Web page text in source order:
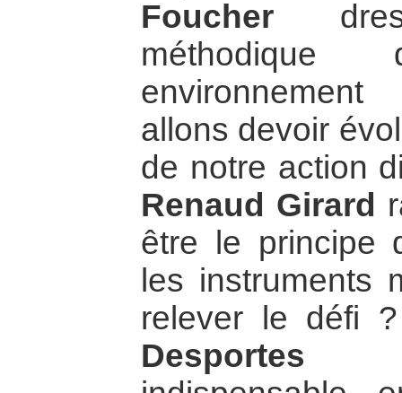
Foucher
allons devoir
de notre action
Renaud Girard
être le principe
les instruments
relever le défi
Desportes